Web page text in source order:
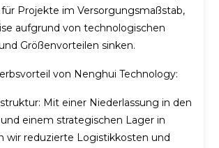
Projekte im Versorgungsmaßstab,
aufgrund von technologischen
Größenvorteilen sinken.
von Nenghui Technology:
Mit einer Niederlassung in den
einem strategischen Lager in
wir reduzierte Logistikkosten und